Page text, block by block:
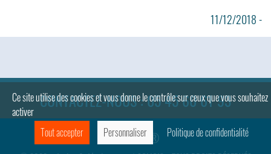
11/12/2018 -
CONTACTEZ-NOUS : 05 45 60 61 93
SOLICIS ®
Ce site utilise des cookies et vous donne le contrôle sur ceux que vous souhaitez
activer
Tout accepter
Personnaliser Politique de confidentialité